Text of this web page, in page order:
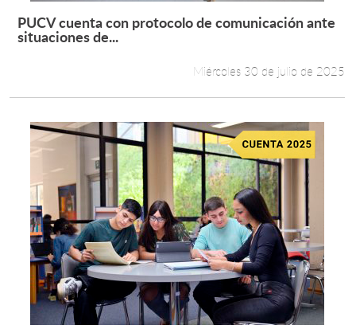
Leer más +
PUCV cuenta con protocolo de comunicación ante
situaciones de...
Miércoles 30 de julio de 2025